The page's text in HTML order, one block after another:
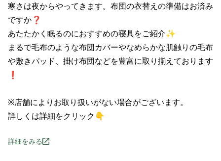
寒さは夜からやってきます。布団の衣替えの準備はお済み
ですか❓
あたたかく眠るのにおすすめの寝具をご紹介✨
まるで毛布のような布団カバーやなめらかな肌触りの毛布
や敷きパッド、掛け布団などを豊富に取り揃えております
❗
※店舗によりお取り扱いがない場合がございます。
詳しくは詳細をクリック👇
詳細をみる